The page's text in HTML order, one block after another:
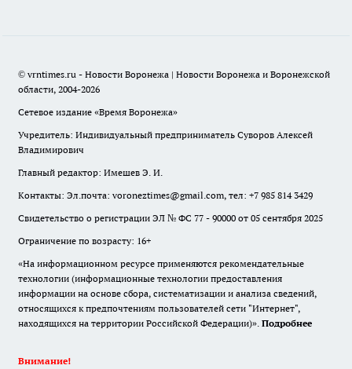
© vrntimes.ru - Новости Воронежа | Новости Воронежа и Воронежской
области, 2004-2026
Сетевое издание «Время Воронежа»
Учредитель: Индивидуальный предприниматель Суворов Алексей
Владимирович
Главный редактор: Имешев Э. И.
Контакты: Эл.почта: voroneztimes@gmail.com, тел: +7 985 814 3429
Свидетельство о регистрации ЭЛ № ФС 77 - 90000 от 05 сентября 2025
Ограничение по возрасту: 16+
«На информационном ресурсе применяются рекомендательные
технологии (информационные технологии предоставления
информации на основе сбора, систематизации и анализа сведений,
относящихся к предпочтениям пользователей сети "Интернет",
находящихся на территории Российской Федерации)». Подробнее
Внимание!